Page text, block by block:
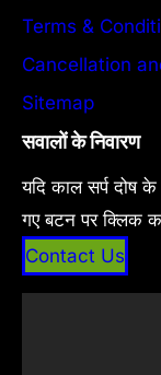
Terms &
Cancellation
Sitemap
सवालों के निवारण
यदि काल सर्प दोष
गए बटन पर क्लिक
Contact Us